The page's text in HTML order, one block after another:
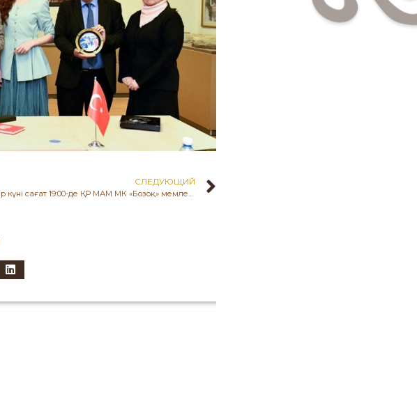
СЛЕДУЮЩИЙ
18 мамыр күні сағат 19:00-де ҚР МАМ МК «Бозоқ» мемлекеттік тарихи-мәдени музей-қорығы «Музей түні» акциясы аясында «Бозоқ-Ұлы дала өркениеті» атты тарихи көрменің ашылу салтанаты өтеді.